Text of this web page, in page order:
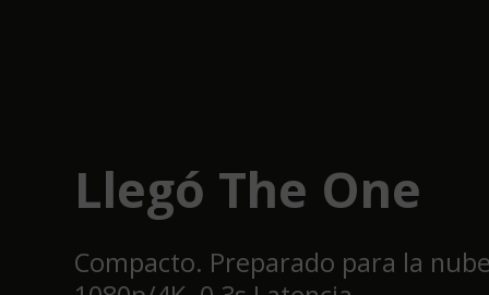
Llegó The One
Compacto. Preparado para la